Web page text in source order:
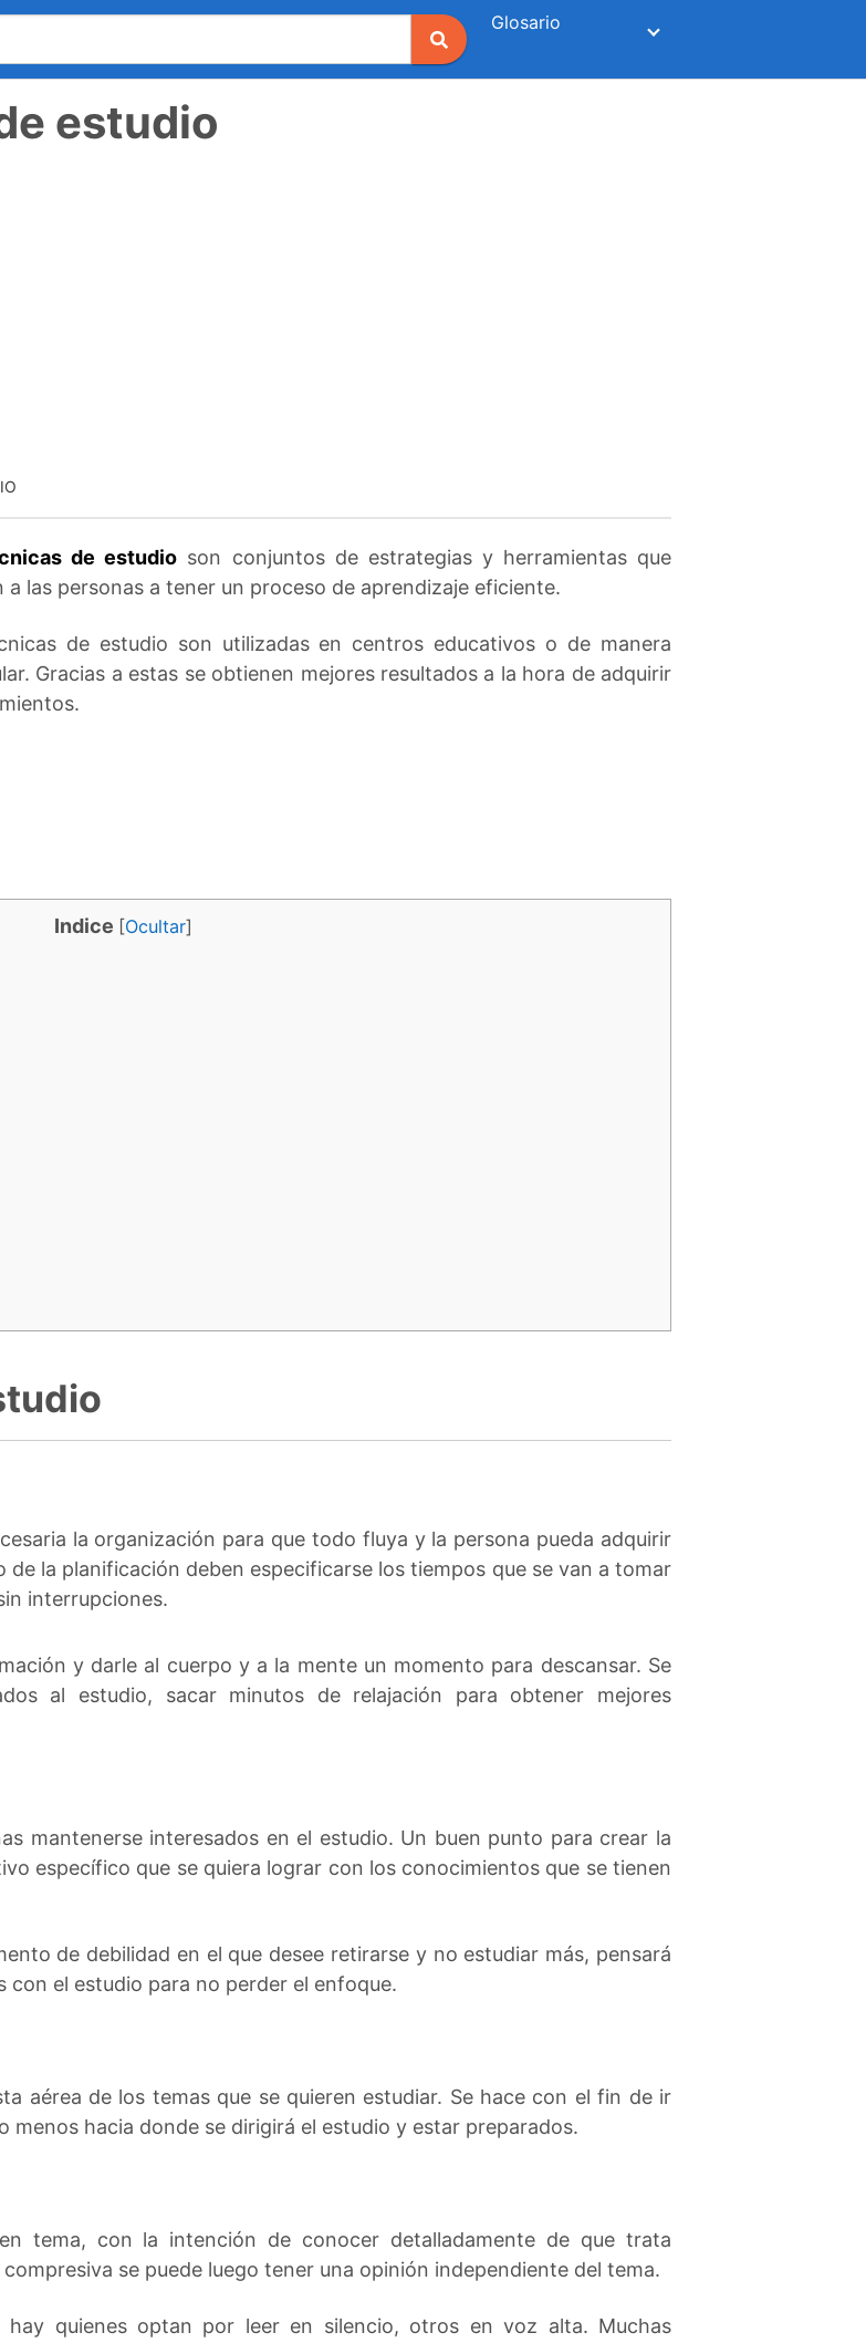
Glosario
estudio
de estudio son conjuntos de estrategias y herramientas que
a las personas a tener un proceso de aprendizaje eficiente.
de estudio son utilizadas en centros educativos o de manera
Gracias a estas se obtienen mejores resultados a la hora de adquirir
Indice [Ocultar]
la organización para que todo fluya y la persona pueda adquirir
la planificación deben especificarse los tiempos que se van a tomar
interrupciones.
y darle al cuerpo y a la mente un momento para descansar. Se
al estudio, sacar minutos de relajación para obtener mejores
mantenerse interesados en el estudio. Un buen punto para crear la
específico que se quiera lograr con los conocimientos que se tienen
de debilidad en el que desee retirarse y no estudiar más, pensará
el estudio para no perder el enfoque.
aérea de los temas que se quieren estudiar. Se hace con el fin de ir
menos hacia donde se dirigirá el estudio y estar preparados.
tema, con la intención de conocer detalladamente de que trata
se puede luego tener una opinión independiente del tema.
quienes optan por leer en silencio, otros en voz alta. Muchas